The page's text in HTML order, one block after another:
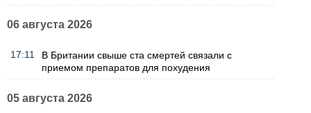
06 августа 2026
17:11
В Британии свыше ста смертей связали с
приемом препаратов для похудения
05 августа 2026